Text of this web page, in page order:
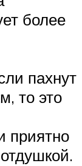
более
пахнут
то это
приятно